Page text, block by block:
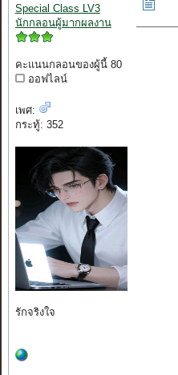
Special Class LV3
นักกลอนผู้มากผลงาน
คะแนนกลอนของผู้นี้ 80
ออฟไลน์
เพศ:
กระทู้: 352
รักจริงใจ